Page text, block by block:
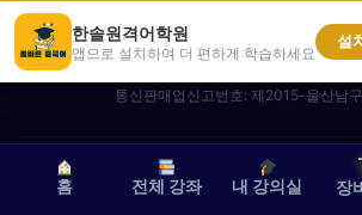
고객센터: 1800-9069
통신판매업신고번호: 제2015-울산남
© 2026 한솔원격어학원. All Rights
한솔원격어학원
앱으로 설치하여 더 편하게 학습하세요
설
홈 전체 강좌 내 강의실 장